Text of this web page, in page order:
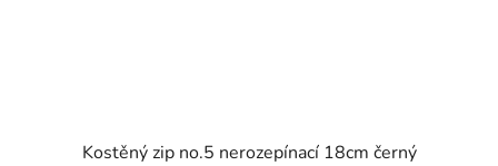
Kostěný zip no.5 nerozepínací 18cm černý